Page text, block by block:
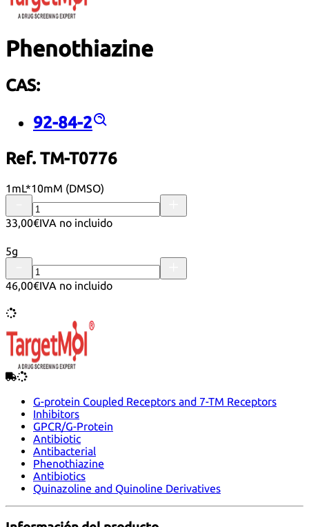
Phenothiazine
CAS:
92-84-2
Ref. TM-T0776
1mL*10mM (DMSO)
33,00€IVA no incluido
5g
46,00€IVA no incluido
G-protein Coupled Receptors and 7-TM Receptors
Inhibitors
GPCR/G-Protein
Antibiotic
Antibacterial
Phenothiazine
Antibiotics
Quinazoline and Quinoline Derivatives